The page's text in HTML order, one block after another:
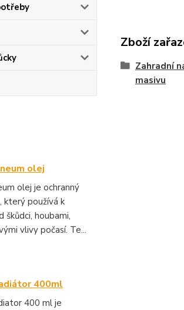
olej
olej je ochranný
který používá k
škůdci, houbami,
vlivy počasí. Te...
400ml
400 ml je
Zboží
Zahradní
masivu